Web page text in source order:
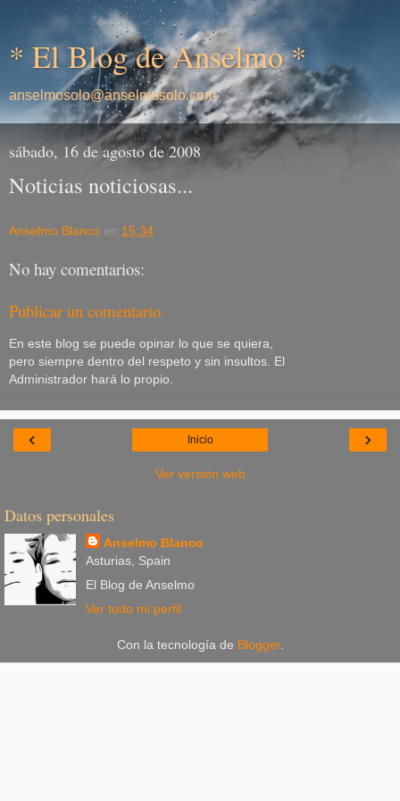
* El Blog de Anselmo *
anselmosolo@anselmosolo.com
sábado, 16 de agosto de 2008
Noticias noticiosas...
Anselmo Blanco en 15:34
No hay comentarios:
Publicar un comentario
En este blog se puede opinar lo que se quiera,
pero siempre dentro del respeto y sin insultos. El
Administrador hará lo propio.
‹ ›
Inicio
Ver versión web
Datos personales
Anselmo Blanco
Asturias, Spain
El Blog de Anselmo
Ver todo mi perfil
Con la tecnología de Blogger.